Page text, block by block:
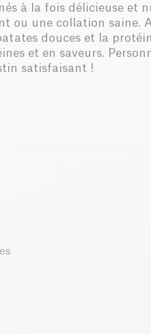
à la fois délicieuse et
ou une collation saine.
douces et la
et en saveurs.
satisfaisant !